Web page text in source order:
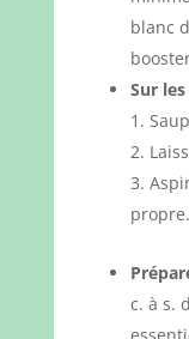
blanc
Sur
propre.
c. à s.